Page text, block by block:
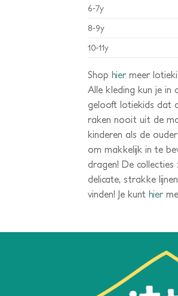
6-7y
8-9y
10-11y
Shop hier meer
Alle kleding kun je in
gelooft lotiekids dat
raken nooit uit de
kinderen als de
om makkelijk in te
dragen! De
delicate, strakke
vinden! Je kunt hier